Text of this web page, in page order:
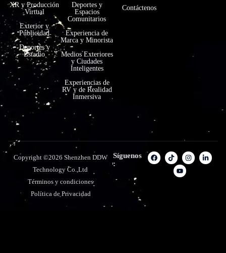
XR y Producción
Virtual
Exterior y
Publicidad
Deportes y
Estadio
Deportes y
Espacios
Comunitarios
Experiencia de
Marca y Minorista
Medios Exteriores
y Ciudades
Inteligentes
Experiencias de
RV y de Realidad
Inmersiva
Contáctenos
Copyright ©2026 Shenzhen DDW
Technology Co.,Ltd
Términos y condiciones
Política de Privacidad
Síguenos
: